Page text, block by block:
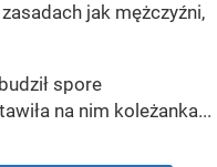
jak mężczyźni,
spore
na nim koleżanka...